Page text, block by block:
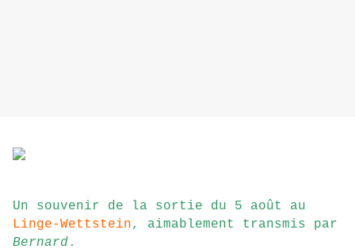
Un souvenir de la sortie du 5 août au
Linge-Wettstein, aimablement transmis par
Bernard.